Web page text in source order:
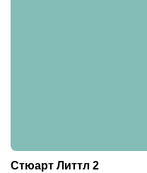
Стюарт Литтл 2